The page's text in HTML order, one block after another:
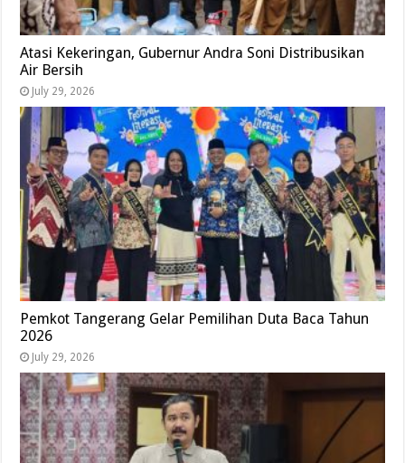
Atasi Kekeringan, Gubernur Andra Soni Distribusikan
Air Bersih
July 29, 2026
Pemkot Tangerang Gelar Pemilihan Duta Baca Tahun
2026
July 29, 2026